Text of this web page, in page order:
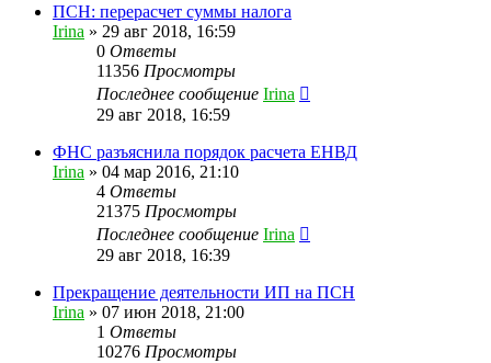
ПСН: перерасчет суммы налога
Irina » 29 авг 2018, 16:59
0 Ответы
11356 Просмотры
Последнее сообщение Irina
29 авг 2018, 16:59
ФНС разъяснила порядок расчета ЕНВД
Irina » 04 мар 2016, 21:10
4 Ответы
21375 Просмотры
Последнее сообщение Irina
29 авг 2018, 16:39
Прекращение деятельности ИП на ПСН
Irina » 07 июн 2018, 21:00
1 Ответы
10276 Просмотры